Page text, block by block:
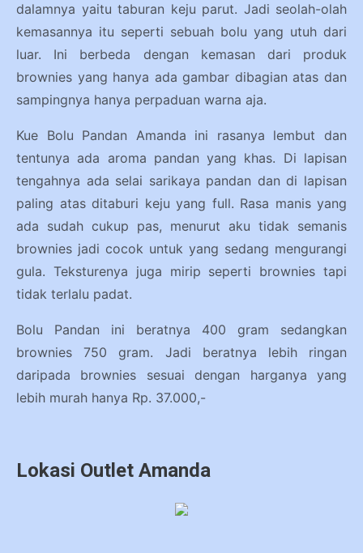
dalamnya yaitu taburan keju parut. Jadi seolah-olah
kemasannya itu seperti sebuah bolu yang utuh dari
luar. Ini berbeda dengan kemasan dari produk
brownies yang hanya ada gambar dibagian atas dan
sampingnya hanya perpaduan warna aja.
Kue Bolu Pandan Amanda ini rasanya lembut dan
tentunya ada aroma pandan yang khas. Di lapisan
tengahnya ada selai sarikaya pandan dan di lapisan
paling atas ditaburi keju yang full. Rasa manis yang
ada sudah cukup pas, menurut aku tidak semanis
brownies jadi cocok untuk yang sedang mengurangi
gula. Teksturenya juga mirip seperti brownies tapi
tidak terlalu padat.
Bolu Pandan ini beratnya 400 gram sedangkan
brownies 750 gram. Jadi beratnya lebih ringan
daripada brownies sesuai dengan harganya yang
lebih murah hanya Rp. 37.000,-
Lokasi Outlet Amanda